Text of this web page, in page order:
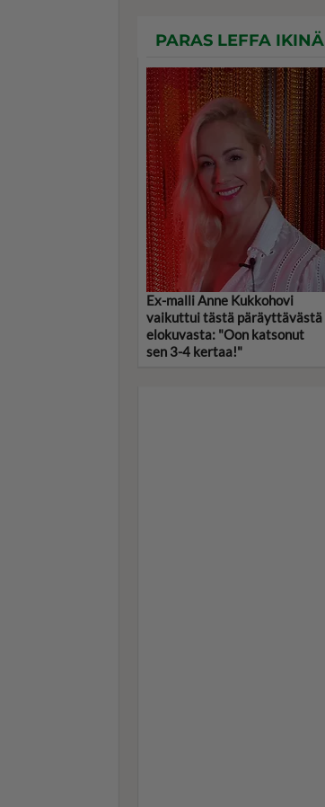
PARAS LEFFA IKINÄ
Ex-malli Anne Kukkohovi
vaikuttui tästä päräyttävästä
elokuvasta: "Oon katsonut
sen 3-4 kertaa!"